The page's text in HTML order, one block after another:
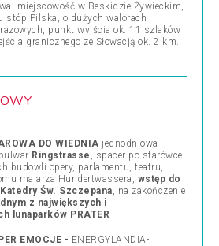
miejscowość w Beskidzie Żywieckim,
stóp Pilska, o dużych walorach
punkt wyjścia ok. 11 szlaków
granicznego ze Słowacją ok. 2 km.
DO WIEDNIA jednodniowa
Ringstrasse , spacer po starówce
budowli opery, parlamentu, teatru,
malarza Hundertwassera, wstęp do
Katedry Św. Szczepana, na zakończenie
z największych i
lunaparków PRATER
EMOCJE - ENERGYLANDIA-